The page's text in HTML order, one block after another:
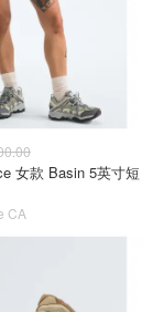
女款 Basin 5英寸短
CA